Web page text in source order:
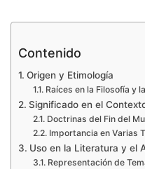
Contenido
Origen y Etimología
Raíces en la Filosofía y
Significado en el
Doctrinas del Fin del
Importancia en Varias
Uso en la Literatura y el
Representación de